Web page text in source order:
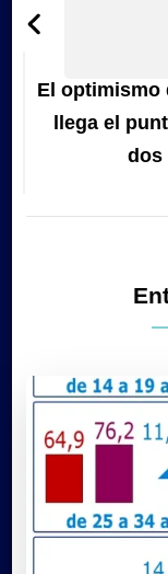
de
El optimismo
llega el
dos